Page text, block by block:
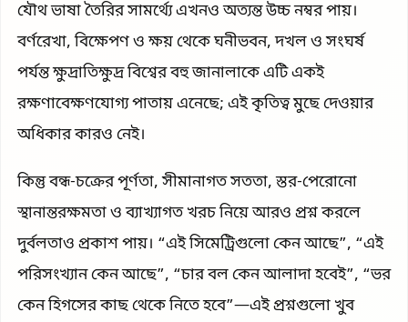
যৌথ ভাষা তৈরির সামর্থ্যে এখনও অত্যন্ত উচ্চ নম্বর পায়।
বর্ণরেখা, বিক্ষেপণ ও ক্ষয় থেকে ঘনীভবন, দখল ও সংঘর্ষ
পর্যন্ত ক্ষুদ্রাতিক্ষুদ্র বিশ্বের বহু জানালাকে এটি একই
রক্ষণাবেক্ষণযোগ্য পাতায় এনেছে; এই কৃতিত্ব মুছে দেওয়ার
অধিকার কারও নেই।
কিন্তু বন্ধ-চক্রের পূর্ণতা, সীমানাগত সততা, স্তর-পেরোনো
স্থানান্তরক্ষমতা ও ব্যাখ্যাগত খরচ নিয়ে আরও প্রশ্ন করলে
দুর্বলতাও প্রকাশ পায়। “এই সিমেট্রিগুলো কেন আছে”, “এই
পরিসংখ্যান কেন আছে”, “চার বল কেন আলাদা হবেই”, “ভর
কেন হিগসের কাছ থেকে নিতে হবে”—এই প্রশ্নগুলো খুব